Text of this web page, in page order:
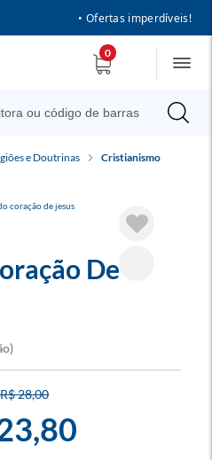
• Ofertas imperdíveis!
0
e Doutrinas Cristianismo
De
R$ 28,00